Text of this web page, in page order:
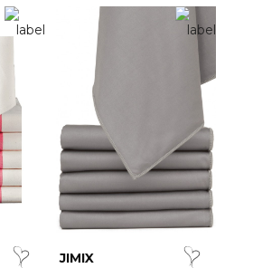
JIMIX